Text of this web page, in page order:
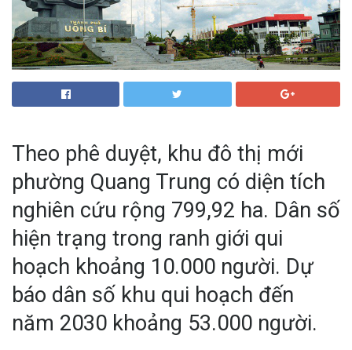
Theo phê duyệt, khu đô thị mới
phường Quang Trung có diện tích
nghiên cứu rộng 799,92 ha. Dân số
hiện trạng trong ranh giới qui
hoạch khoảng 10.000 người. Dự
báo dân số khu qui hoạch đến
năm 2030 khoảng 53.000 người.